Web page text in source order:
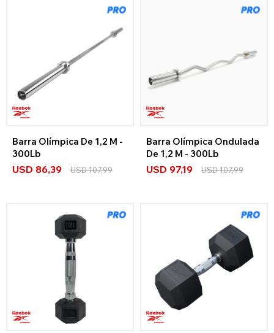
Barra Olímpica De 1,2 M -
300Lb
USD 86,39 USD107,99
Barra Olímpica Ondulada
De 1,2 M - 300Lb
USD 97,19 USD107,99